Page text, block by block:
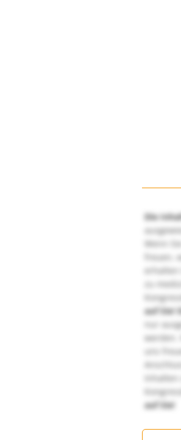
Die
Wenn
freuen,
zu
auf Sie!
nur
werden.
uns
auf Sie!